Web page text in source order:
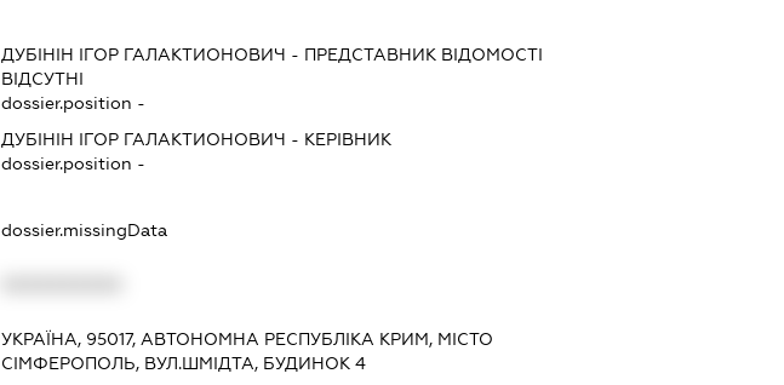
ДУБІНІН ІГОР ГАЛАКТИОНОВИЧ - ПРЕДСТАВНИК ВІДОМОСТІ
ВІДСУТНІ
dossier.position -
ДУБІНІН ІГОР ГАЛАКТИОНОВИЧ - КЕРІВНИК
dossier.position -
dossier.missingData
УКРАЇНА, 95017, АВТОНОМНА РЕСПУБЛІКА КРИМ, МІСТО
СІМФЕРОПОЛЬ, ВУЛ.ШМІДТА, БУДИНОК 4